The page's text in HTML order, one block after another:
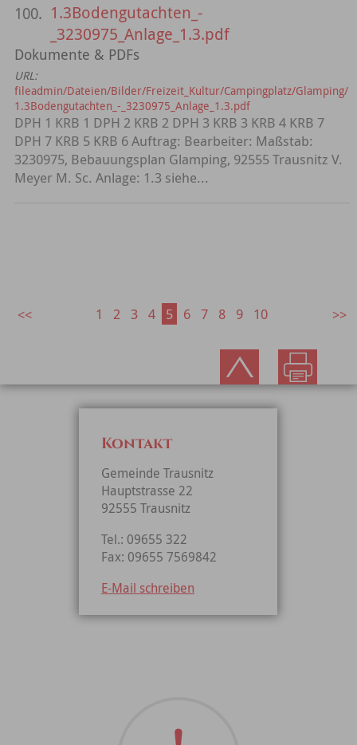
100. 1.3Bodengutachten_-
_3230975_Anlage_1.3.pdf
Dokumente & PDFs
URL:
fileadmin/Dateien/Bilder/Freizeit_Kultur/Campingplatz/Glamping/
1.3Bodengutachten_-_3230975_Anlage_1.3.pdf
DPH 1 KRB 1 DPH 2 KRB 2 DPH 3 KRB 3 KRB 4 KRB 7
DPH 7 KRB 5 KRB 6 Auftrag: Bearbeiter: Maßstab:
3230975, Bebauungsplan Glamping, 92555 Trausnitz V.
Meyer M. Sc. Anlage: 1.3 siehe...
1 2 3 4 5 6 7 8 9 10
Kontakt
Gemeinde Trausnitz
Hauptstrasse 22
92555 Trausnitz
Tel.: 09655 322
Fax: 09655 7569842
E-Mail schreiben